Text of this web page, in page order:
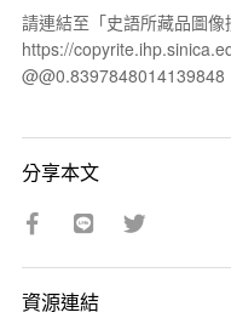
請連結至「史語所藏品圖像
https://
@@0.8397848014139848
分享本文
資源連結